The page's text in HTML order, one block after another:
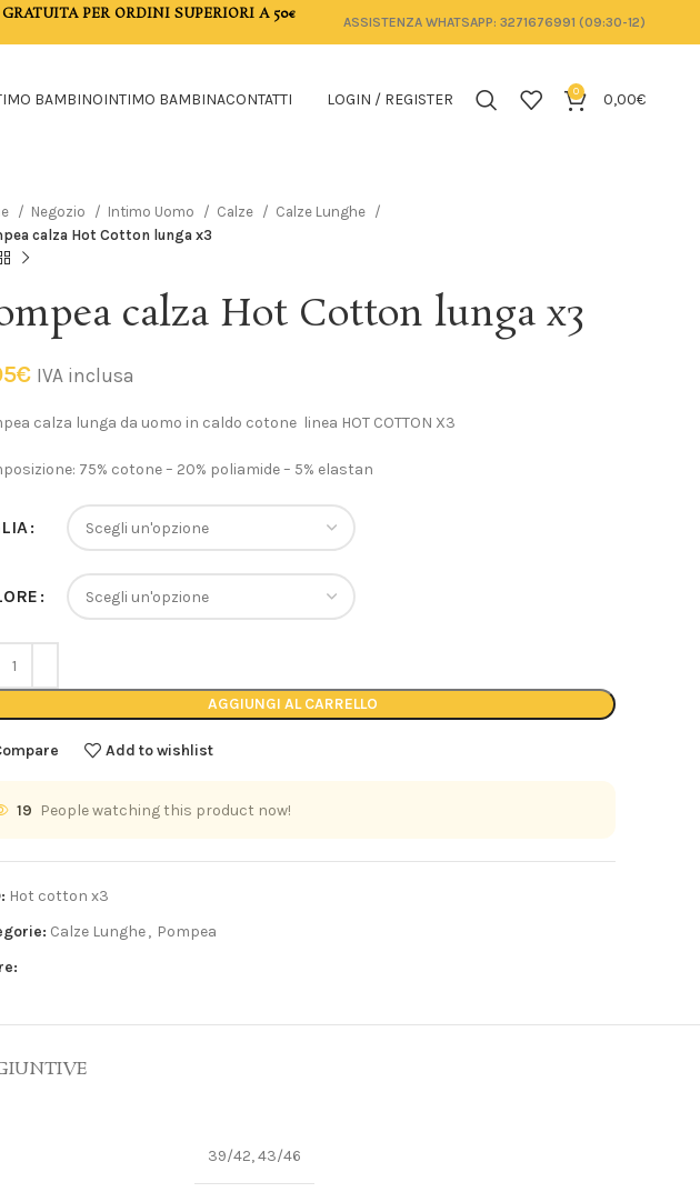
PER ORDINI SUPERIORI A 50€ ASSISTENZA WHATSAPP: 3271676991 (09:30-12)
BAMBINOINTIMO BAMBINACONTATTI LOGIN / REGISTER 0 0,00€
Negozio Intimo Uomo Calze
Calze Lunghe
calza Hot Cotton lunga x3
calza Hot Cotton lunga x3
€ IVA inclusa
calza lunga da uomo in caldo cotone linea HOT COTTON X3
75% cotone – 20% poliamide – 5% elastan
AGGIUNGI AL CARRELLO
Add to wishlist
19 People watching this product now!
Hot cotton x3
Calze Lunghe, Pompea
39/42, 43/46